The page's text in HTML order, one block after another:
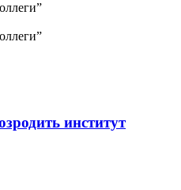
институт